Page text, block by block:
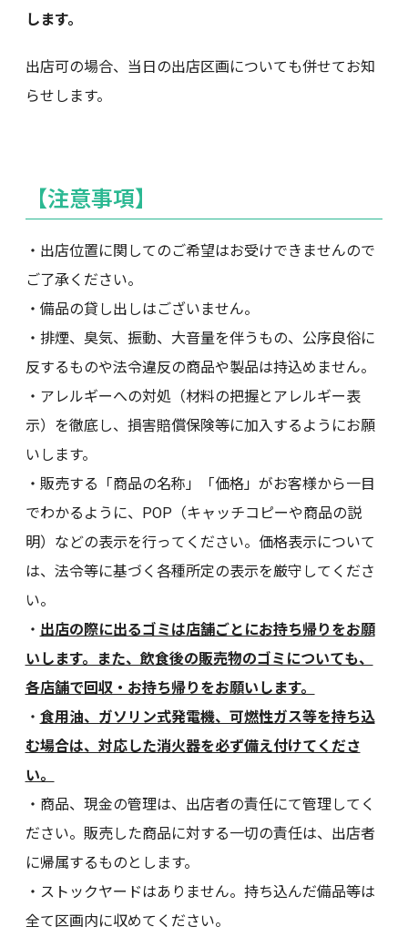
します。
出店可の場合、当日の出店区画についても併せてお知
らせします。
【注意事項】
・出店位置に関してのご希望はお受けできませんので
ご了承ください。
・備品の貸し出しはございません。
・排煙、臭気、振動、大音量を伴うもの、公序良俗に
反するものや法令違反の商品や製品は持込めません。
・アレルギーへの対処（材料の把握とアレルギー表
示）を徹底し、損害賠償保険等に加入するようにお願
いします。
・販売する「商品の名称」「価格」がお客様から一目
でわかるように、POP（キャッチコピーや商品の説
明）などの表示を行ってください。価格表示について
は、法令等に基づく各種所定の表示を厳守してくださ
い。
・ 出店の際に出るゴミは店舗ごとにお持ち帰りをお願
いします。また、飲食後の販売物のゴミについても、
各店舗で回収・お持ち帰りをお願いします。
・ 食用油、ガソリン式発電機、可燃性ガス等を持ち込
む場合は、対応した消火器を必ず備え付けてくださ
い。
・商品、現金の管理は、出店者の責任にて管理してく
ださい。販売した商品に対する一切の責任は、出店者
に帰属するものとします。
・ストックヤードはありません。持ち込んだ備品等は
全て区画内に収めてください。